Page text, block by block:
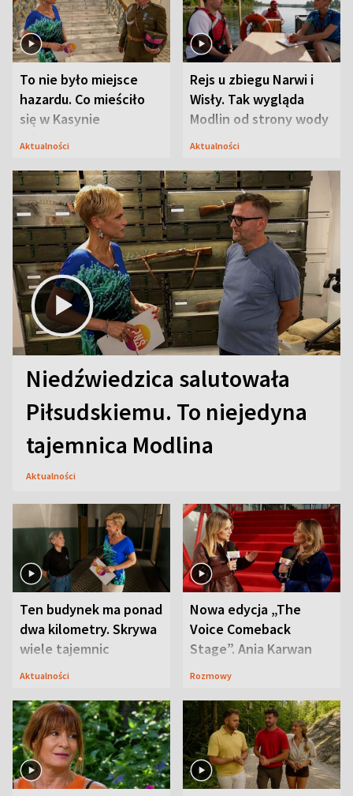
To nie było miejsce
hazardu. Co mieściło
się w Kasynie
Oficerskim?
Aktualności
Rejs u zbiegu Narwi i
Wisły. Tak wygląda
Modlin od strony wody
Aktualności
Niedźwiedzica salutowała
Piłsudskiemu. To niejedyna
tajemnica Modlina
Aktualności
Ten budynek ma ponad
dwa kilometry. Skrywa
wiele tajemnic
Aktualności
Nowa edycja „The
Voice Comeback
Stage”. Ania Karwan
zapowiada
Rozmowy